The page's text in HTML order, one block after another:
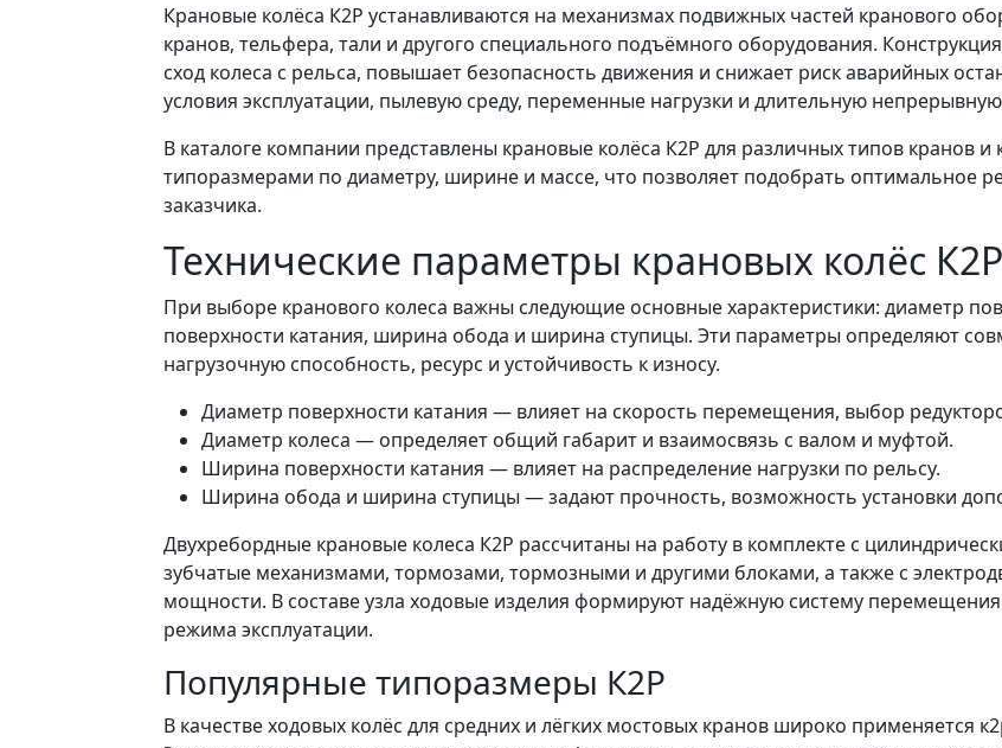
Крановые колёса К2Р устанавливаются на механизмах подвижных частей кранового
кранов, тельфера, тали и другого специального подъёмного оборудования.
сход колеса с рельса, повышает безопасность движения и снижает риск аварийных
условия эксплуатации, пылевую среду, переменные нагрузки и длительную
В каталоге компании представлены крановые колёса К2Р для различных типов кранов
типоразмерами по диаметру, ширине и массе, что позволяет подобрать оптимальное
заказчика.
Технические параметры крановых колёс К2Р
При выборе кранового колеса важны следующие основные характеристики: диаметр
поверхности катания, ширина обода и ширина ступицы. Эти параметры определяют
нагрузочную способность, ресурс и устойчивость к износу.
Диаметр поверхности катания — влияет на скорость перемещения, выбор
Диаметр колеса — определяет общий габарит и взаимосвязь с валом и муфтой.
Ширина поверхности катания — влияет на распределение нагрузки по рельсу.
Ширина обода и ширина ступицы — задают прочность, возможность установки
Двухребордные крановые колеса К2Р рассчитаны на работу в комплекте с
зубчатые механизмами, тормозами, тормозными и другими блоками, а также с
мощности. В составе узла ходовые изделия формируют надёжную систему
режима эксплуатации.
Популярные типоразмеры К2Р
В качестве ходовых колёс для средних и лёгких мостовых кранов широко применяется